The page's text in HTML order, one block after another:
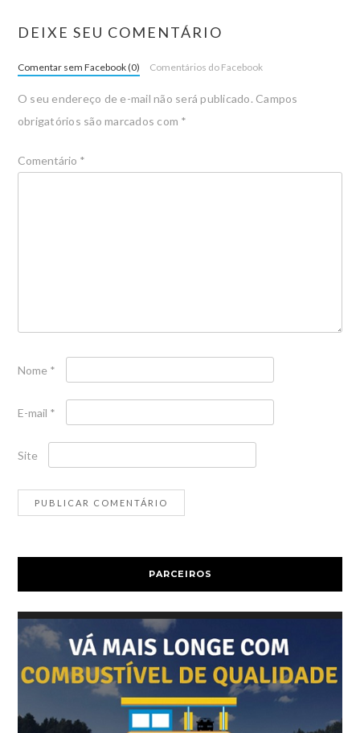
DEIXE SEU COMENTÁRIO
Comentar sem Facebook (0) Comentários do Facebook
O seu endereço de e-mail não será publicado. Campos
obrigatórios são marcados com *
Comentário *
Nome *
E-mail *
Site
PARCEIROS